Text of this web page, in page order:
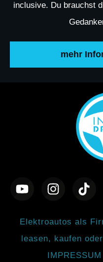
inclusive. Du brauchst
mehr
Elektroautos als
leasen, kaufen
IMPRESSUM